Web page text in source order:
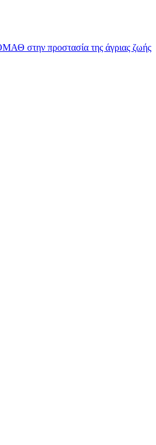
στην προστασία της άγριας ζωής